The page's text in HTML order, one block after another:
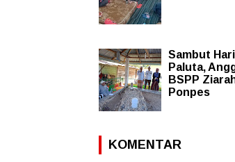
Sambut
Paluta,
BSPP
Ponpes
KOMENTAR